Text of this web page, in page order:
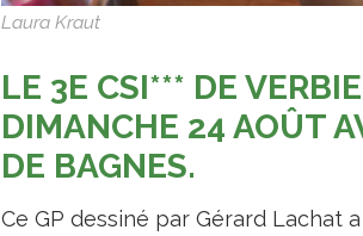
Laura Kraut
LE 3E CSI*** DE
DIMANCHE 24 AOÛT
DE BAGNES.
Ce GP dessiné par Gérard Lachat